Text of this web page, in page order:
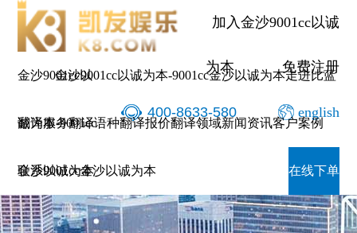
加入金沙9001cc以诚
为本 免费注册
400-8633-580 english
金沙9001cc以
诚为本-9001cc
金沙以诚为本
金沙9001cc以诚为本-9001cc金沙以诚为本走进比蓝
翻译服务翻译语种翻译报价翻译领域新闻资讯客户案例
联系9001cc金沙以诚为本 在线下单